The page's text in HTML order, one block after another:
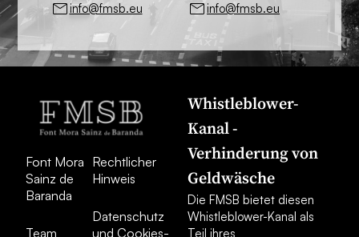
info@fmsb.eu
info@fmsb.eu
Font Mora
Sainz de
Baranda
Team
Rechtlicher
Hinweis
Datenschutz
und Cookies-
Whistleblower-
Kanal -
Verhinderung von
Geldwäsche
Die FMSB bietet diesen
Whistleblower-Kanal als
Teil ihres